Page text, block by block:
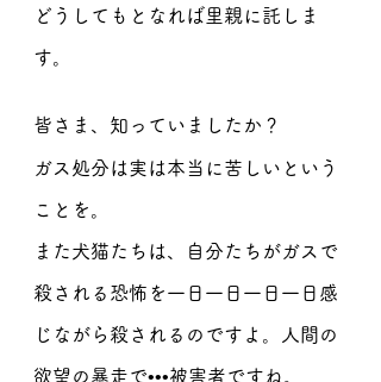
どうしてもとなれば里親に託しま
す。
皆さま、知っていましたか？
ガス処分は実は本当に苦しいという
ことを。
また犬猫たちは、自分たちがガスで
殺される恐怖を一日一日一日一日感
じながら殺されるのですよ。人間の
欲望の暴走で•••被害者ですね。